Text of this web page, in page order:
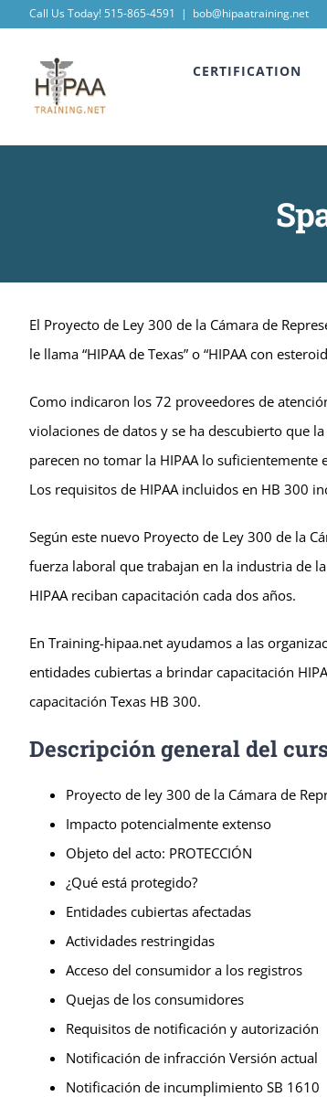
content
Call Us Today! 515-865-4591 | bob@hipaatraining.net
CERTIFICATION
El Proyecto de Ley 300 de la Cámara de
le llama “HIPAA de Texas” o “HIPAA con
Como indicaron los 72 proveedores de
violaciones de datos y se ha descubierto que
parecen no tomar la HIPAA lo
Los requisitos de HIPAA incluidos en HB 300
Según este nuevo Proyecto de Ley 300 de la
fuerza laboral que trabajan en la industria de
HIPAA reciban capacitación cada dos años.
En Training-hipaa.net ayudamos a las
entidades cubiertas a brindar capacitación
capacitación Texas HB 300.
Descripción general del
Proyecto de ley 300 de la Cámara de
Impacto potencialmente extenso
Objeto del acto: PROTECCIÓN
¿Qué está protegido?
Entidades cubiertas afectadas
Actividades restringidas
Acceso del consumidor a los registros
Quejas de los consumidores
Requisitos de notificación y autorización
Notificación de infracción Versión actual
Notificación de incumplimiento SB 1610